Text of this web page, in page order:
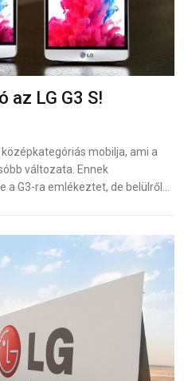
az LG G3 S!
mobilja, ami a
változata. Ennek
a G3-ra emlékeztet, de belülről…